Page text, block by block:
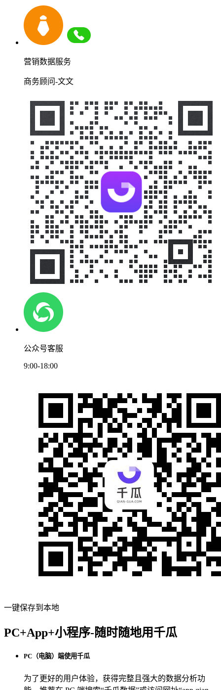
营销数据服务
商务顾问-文文
公众号客服
9:00-18:00
一键保存到本地
PC+App+小程序-随时随地用千瓜
PC（电脑）端使用千瓜
为了更好的用户体验，获得完整且强大的数据分析功